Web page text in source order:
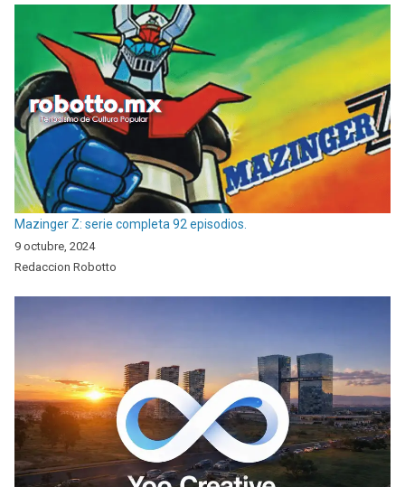
Mazinger Z: serie completa 92 episodios.
9 octubre, 2024
Redaccion Robotto